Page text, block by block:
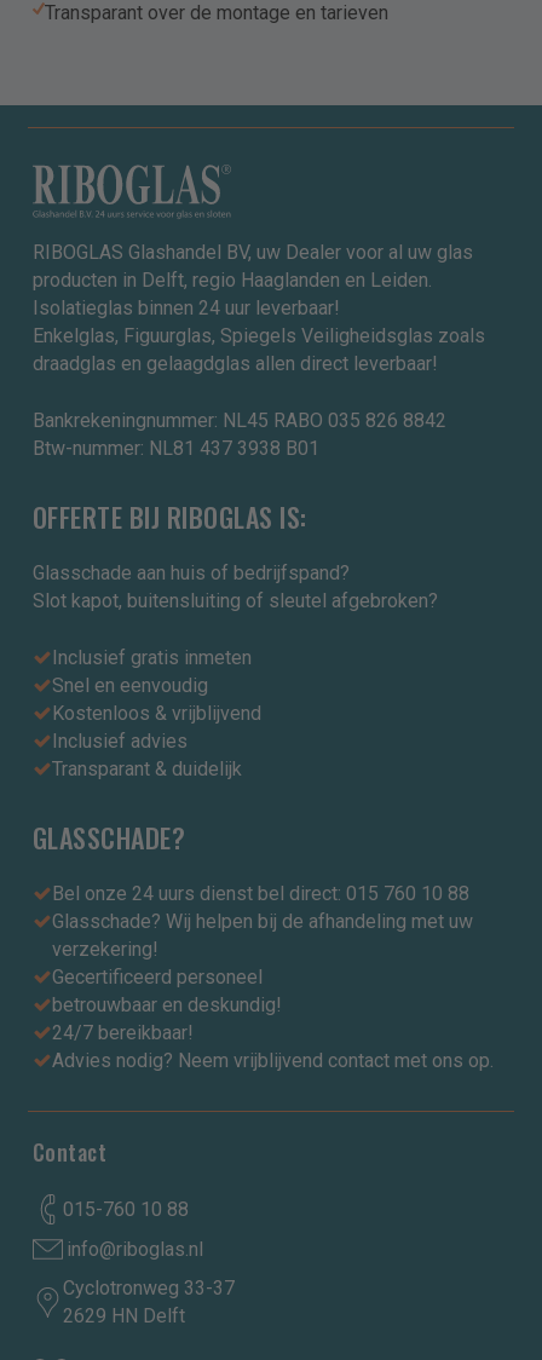
Transparant over de montage en tarieven
RIBOGLAS Glashandel BV, uw Dealer voor al uw glas
producten in Delft, regio Haaglanden en Leiden.
Isolatieglas binnen 24 uur leverbaar!
Enkelglas, Figuurglas, Spiegels Veiligheidsglas zoals
draadglas en gelaagdglas allen direct leverbaar!
Bankrekeningnummer: NL45 RABO 035 826 8842
Btw-nummer: NL81 437 3938 B01
OFFERTE BIJ RIBOGLAS IS:
Glasschade aan huis of bedrijfspand?
Slot kapot, buitensluiting of sleutel afgebroken?
Inclusief gratis inmeten
Snel en eenvoudig
Kostenloos & vrijblijvend
Inclusief advies
Transparant & duidelijk
GLASSCHADE?
Bel onze 24 uurs dienst bel direct: 015 760 10 88
Glasschade? Wij helpen bij de afhandeling met uw
verzekering!
Gecertificeerd personeel
betrouwbaar en deskundig!
24/7 bereikbaar!
Advies nodig? Neem vrijblijvend contact met ons op.
Contact
015-760 10 88
info@riboglas.nl
Cyclotronweg 33-37
2629 HN Delft